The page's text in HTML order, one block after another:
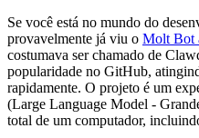
Se você está no mundo do
provavelmente já viu o Molt Bot
costumava ser chamado de
popularidade no GitHub,
rapidamente. O projeto é um
(Large Language Model -
total de um computador,